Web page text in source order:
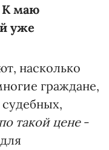
К маю
уже
насколько
граждане,
такой цене-